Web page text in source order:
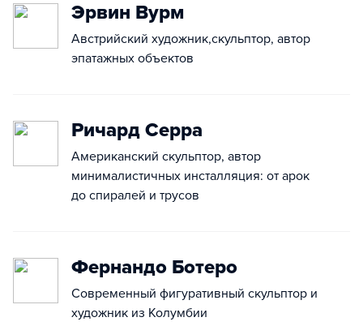
Эрвин Вурм
Австрийский художник,скульптор, автор
эпатажных объектов
Ричард Серра
Американский скульптор, автор
минималистичных инсталляция: от арок
до спиралей и трусов
Фернандо Ботеро
Современный фигуративный скульптор и
художник из Колумбии